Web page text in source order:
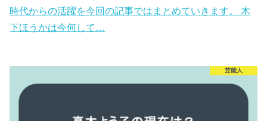
時代からの活躍を今回の記事ではまとめていきます。 木
下ほうかは今何して…
芸能人